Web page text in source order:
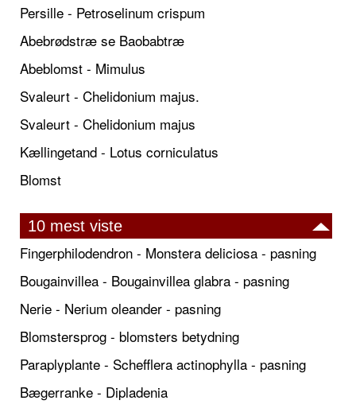
Persille - Petroselinum crispum
Abebrødstræ se Baobabtræ
Abeblomst - Mimulus
Svaleurt - Chelidonium majus.
Svaleurt - Chelidonium majus
Kællingetand - Lotus corniculatus
Blomst
10 mest viste
Fingerphilodendron - Monstera deliciosa - pasning
Bougainvillea - Bougainvillea glabra - pasning
Nerie - Nerium oleander - pasning
Blomstersprog - blomsters betydning
Paraplyplante - Schefflera actinophylla - pasning
Bægerranke - Dipladenia